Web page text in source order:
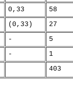
0,33
58
(0,33)
27
-
5
-
1
403